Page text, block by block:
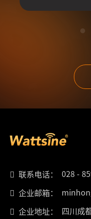
联系电话：
028 -
企业邮箱：
企业地址：
四川成